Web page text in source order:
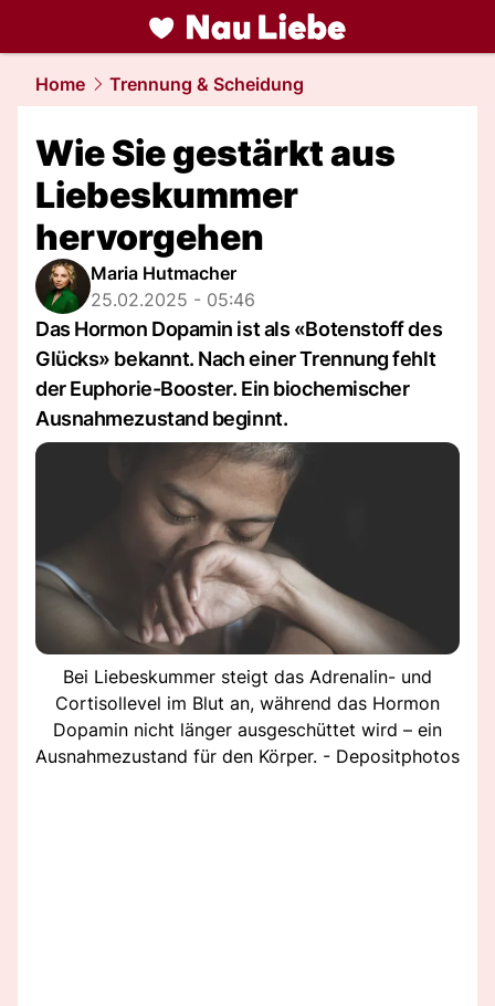
liebe.NAU.ch
Home Trennung & Scheidung
Wie Sie gestärkt aus
Liebeskummer
hervorgehen
Maria Hutmacher
25.02.2025 - 05:46
Das Hormon Dopamin ist als «Botenstoff des
Glücks» bekannt. Nach einer Trennung fehlt
der Euphorie-Booster. Ein biochemischer
Ausnahmezustand beginnt.
Bei Liebeskummer steigt das Adrenalin- und
Cortisollevel im Blut an, während das Hormon
Dopamin nicht länger ausgeschüttet wird – ein
Ausnahmezustand für den Körper. - Depositphotos